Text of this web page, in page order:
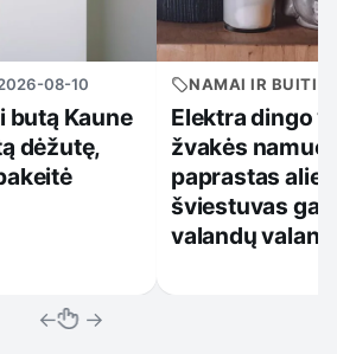
08-10
butą Kaune
dėžutę,
NAMAI IR BUITIS
Elektra dingo
žvakės
paprastas
šviestuvas gali
valandų
← →